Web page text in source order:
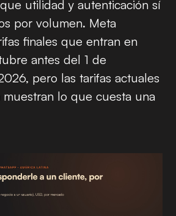
utilidad y autenticación sí
por volumen. Meta
finales que entran en
antes del 1 de
pero las tarifas actuales
lo que cuesta una